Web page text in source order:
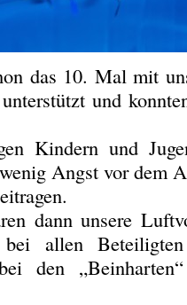
das 10. Mal mit
und
Kindern und
Angst vor dem
dann unsere
allen
den